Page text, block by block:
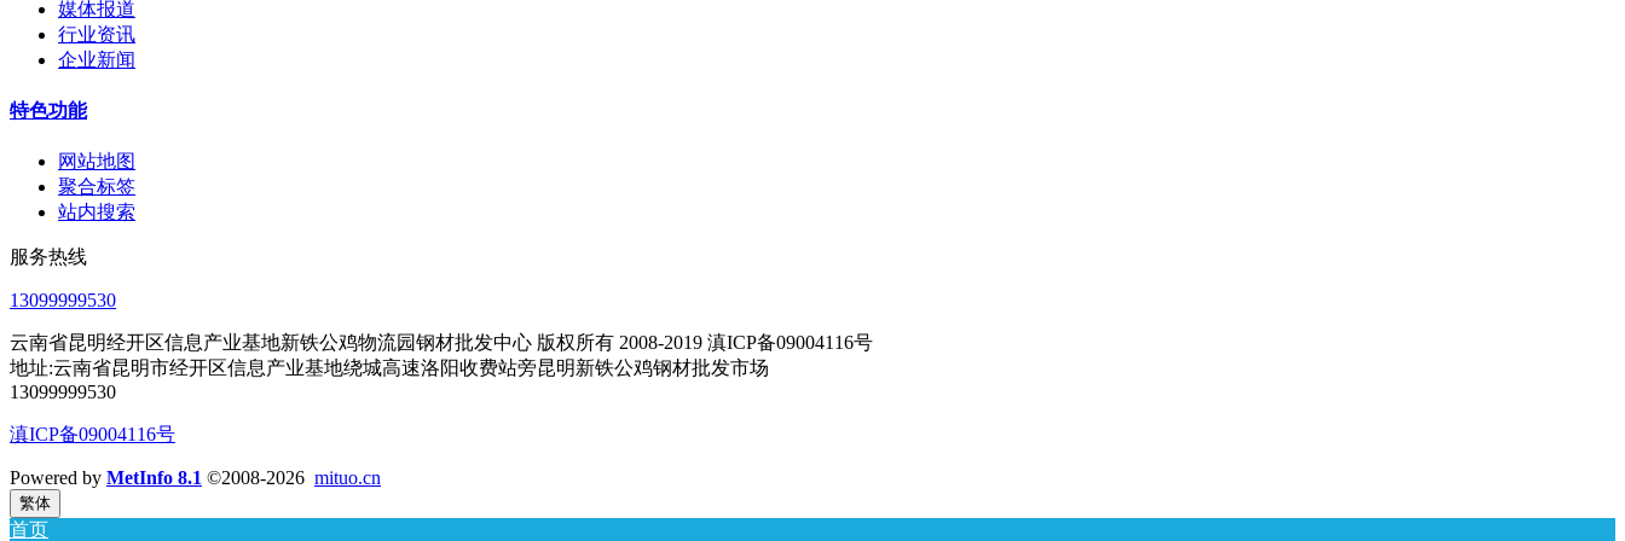
媒体报道
行业资讯
企业新闻
特色功能
网站地图
聚合标签
站内搜索
服务热线
13099999530
云南省昆明经开区信息产业基地新铁公鸡物流园钢材批发中心 版权所有 2008-2019 滇ICP备09004116号
地址:云南省昆明市经开区信息产业基地绕城高速洛阳收费站旁昆明新铁公鸡钢材批发市场
13099999530
滇ICP备09004116号
Powered by MetInfo 8.1 ©2008-2026 mituo.cn
繁体
首页